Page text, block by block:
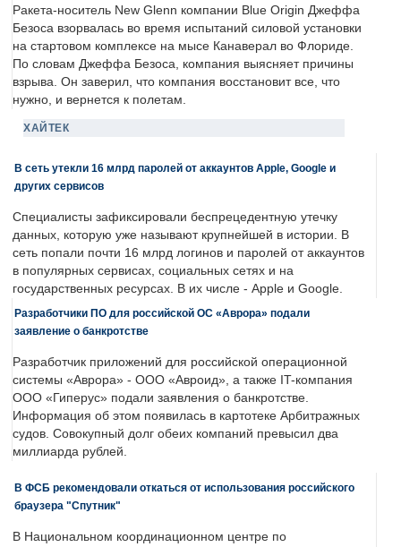
Ракета-носитель New Glenn компании Blue Origin Джеффа
Безоса взорвалась во время испытаний силовой установки
на стартовом комплексе на мысе Канаверал во Флориде.
По словам Джеффа Безоса, компания выясняет причины
взрыва. Он заверил, что компания восстановит все, что
нужно, и вернется к полетам.
ХАЙТЕК
В сеть утекли 16 млрд паролей от аккаунтов Apple, Google и
других сервисов
Специалисты зафиксировали беспрецедентную утечку
данных, которую уже называют крупнейшей в истории. В
сеть попали почти 16 млрд логинов и паролей от аккаунтов
в популярных сервисах, социальных сетях и на
государственных ресурсах. В их числе - Apple и Google.
Разработчики ПО для российской ОС «Аврора» подали
заявление о банкротстве
Разработчик приложений для российской операционной
системы «Аврора» - ООО «Авроид», а также IT-компания
ООО «Гиперус» подали заявления о банкротстве.
Информация об этом появилась в картотеке Арбитражных
судов. Совокупный долг обеих компаний превысил два
миллиарда рублей.
В ФСБ рекомендовали откаться от использования российского
браузера "Спутник"
В Национальном координационном центре по